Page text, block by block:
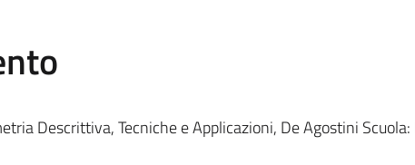
Descrittiva, Tecniche e Applicazioni, De Agostini Scuola: